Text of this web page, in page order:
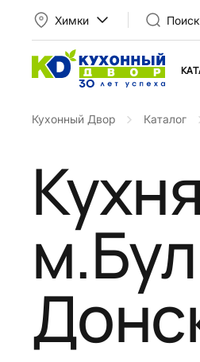
Химки Поиск
Кухонный Двор Каталог